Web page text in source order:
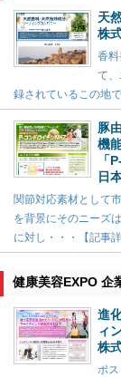
天
株
香
て
録されているこの地
豚
機
「
日
関節対応素材として
を背景にそのニーズ
に対し・・・【記事詳
健康美容EXPO 企
進
ィ
株
ポ